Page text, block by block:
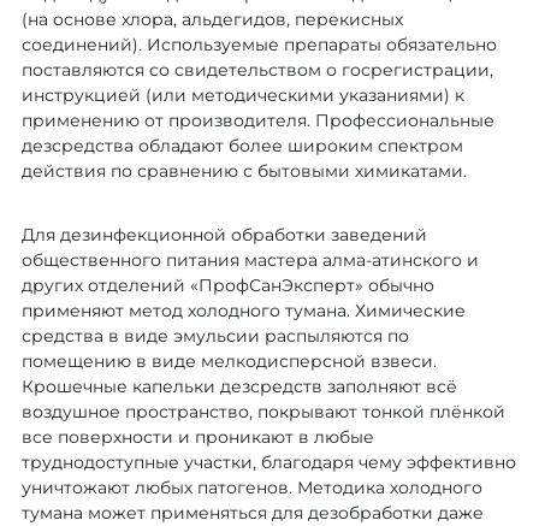
аптеки, салоны,
производственные помещения),
необходимости прохождения
проверок и аудитов
75 000 ₸
Оставить заявку
(на основе хлора, альдегидов, перекисных
соединений). Используемые препараты обязательно
поставляются со свидетельством о госрегистрации,
инструкцией (или методическими указаниями) к
применению от производителя. Профессиональные
дезсредства обладают более широким спектром
действия по сравнению с бытовыми химикатами.
Для дезинфекционной обработки заведений
общественного питания мастера алма-атинского и
других отделений «ПрофСанЭксперт» обычно
применяют метод холодного тумана. Химические
средства в виде эмульсии распыляются по
помещению в виде мелкодисперсной взвеси.
Крошечные капельки дезсредств заполняют всё
воздушное пространство, покрывают тонкой плёнкой
все поверхности и проникают в любые
труднодоступные участки, благодаря чему эффективно
уничтожают любых патогенов. Методика холодного
тумана может применяться для дезобработки даже